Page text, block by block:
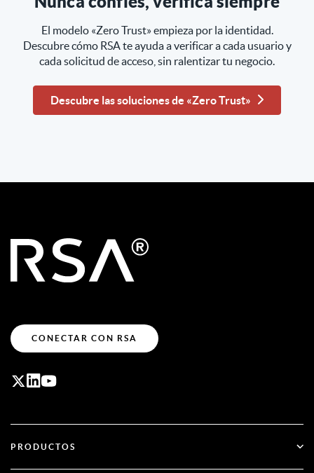
El modelo «Zero Trust» empieza por la identidad.
Descubre cómo RSA te ayuda a verificar a cada usuario y
cada solicitud de acceso, sin ralentizar tu negocio.
Descubre las soluciones de «Zero Trust»
CONECTAR CON RSA
PRODUCTOS